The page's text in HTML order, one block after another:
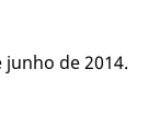
junho de 2014.